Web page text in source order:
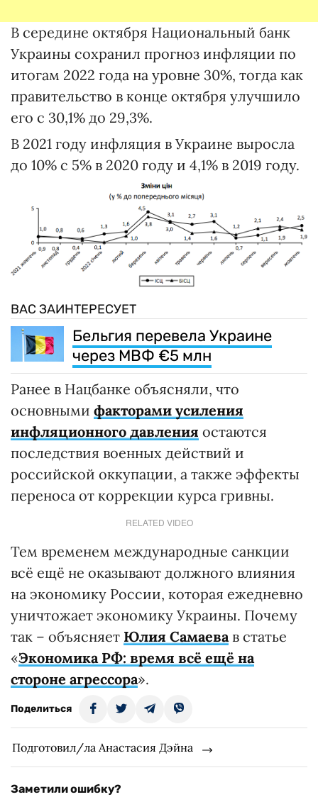
В середине октября Национальный банк
Украины сохранил прогноз инфляции по
итогам 2022 года на уровне 30%, тогда как
правительство в конце октября улучшило
его с 30,1% до 29,3%.
В 2021 году инфляция в Украине выросла
до 10% с 5% в 2020 году и 4,1% в 2019 году.
ВАС ЗАИНТЕРЕСУЕТ
Бельгия перевела Украине
через МВФ €5 млн
Ранее в Нацбанке объясняли, что
основными факторами усиления
инфляционного давления остаются
последствия военных действий и
российской оккупации, а также эффекты
переноса от коррекции курса гривны.
RELATED VIDEO
Тем временем международные санкции
всё ещё не оказывают должного влияния
на экономику России, которая ежедневно
уничтожает экономику Украины. Почему
так – объясняет Юлия Самаевав статье
«Экономика РФ: время всё ещё на
стороне агрессора».
Поделиться
Подготовил/ла Анастасия Дэйна
Заметили ошибку?